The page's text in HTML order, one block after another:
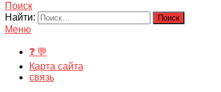
Поиск
Найти:
Меню
❓ 💬
Карта сайта
связь